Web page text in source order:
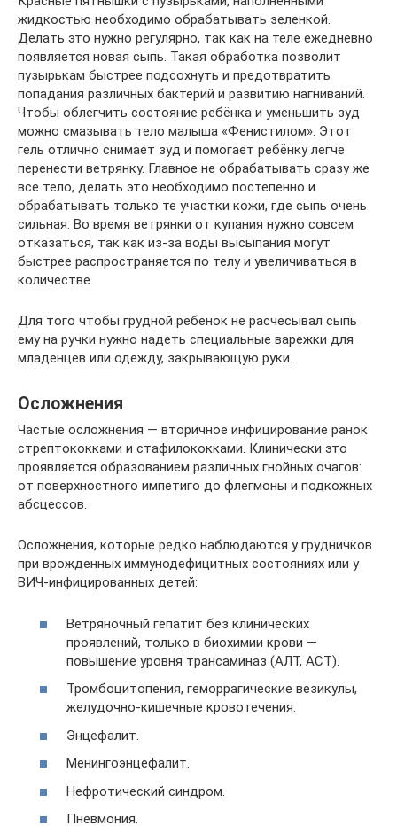
жидкостью необходимо обрабатывать зеленкой.
Делать это нужно регулярно, так как на теле ежедневно
появляется новая сыпь. Такая обработка позволит
пузырькам быстрее подсохнуть и предотвратить
попадания различных бактерий и развитию нагниваний.
Чтобы облегчить состояние ребёнка и уменьшить зуд
можно смазывать тело малыша «Фенистилом». Этот
гель отлично снимает зуд и помогает ребёнку легче
перенести ветрянку. Главное не обрабатывать сразу же
все тело, делать это необходимо постепенно и
обрабатывать только те участки кожи, где сыпь очень
сильная. Во время ветрянки от купания нужно совсем
отказаться, так как из-за воды высыпания могут
быстрее распространяется по телу и увеличиваться в
количестве.
Для того чтобы грудной ребёнок не расчесывал сыпь
ему на ручки нужно надеть специальные варежки для
младенцев или одежду, закрывающую руки.
Осложнения
Частые осложнения — вторичное инфицирование ранок
стрептококками и стафилококками. Клинически это
проявляется образованием различных гнойных очагов:
от поверхностного импетиго до флегмоны и подкожных
абсцессов.
Осложнения, которые редко наблюдаются у грудничков
при врожденных иммунодефицитных состояниях или у
ВИЧ-инфицированных детей:
Ветряночный гепатит без клинических
проявлений, только в биохимии крови —
повышение уровня трансаминаз (АЛТ, АСТ).
Тромбоцитопения, геморрагические везикулы,
желудочно-кишечные кровотечения.
Энцефалит.
Менингоэнцефалит.
Нефротический синдром.
Пневмония.